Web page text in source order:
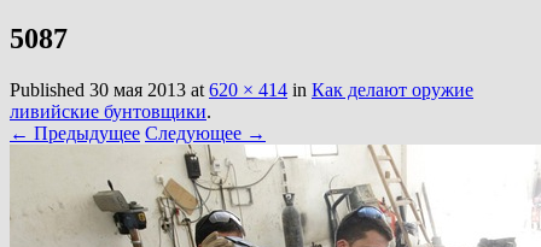
5087
Published 30 мая 2013 at 620 × 414 in Как делают оружие
ливийские бунтовщики.
← Предыдущее Следующее →